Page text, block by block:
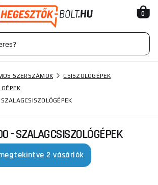
0
SZERSZÁMOK
CSISZOLÓGÉPEK
- SZALAGCSISZOLÓGÉPEK
2 vásárlók